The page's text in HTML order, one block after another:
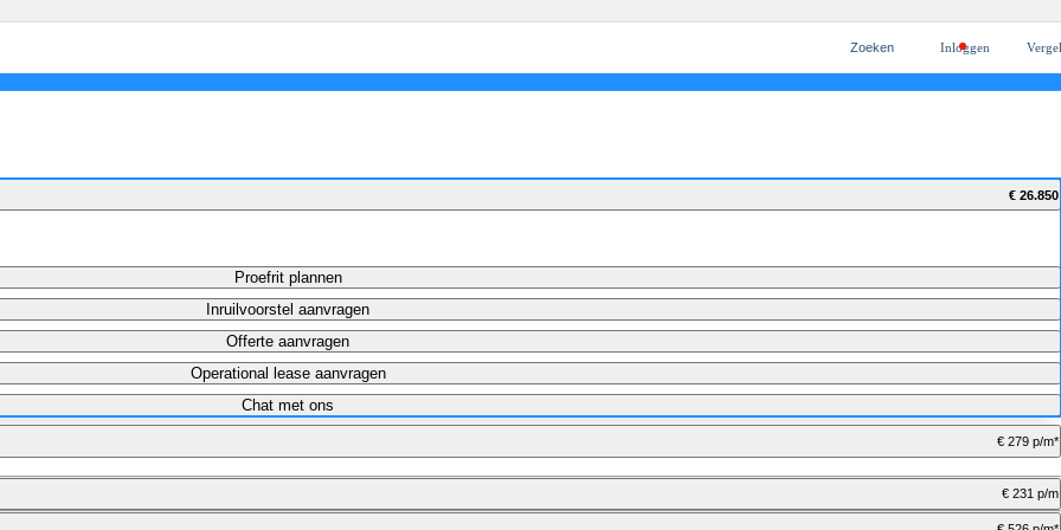
Zoeken Inloggen
€ 26.850
Proefrit plannen
Inruilvoorstel aanvragen
Offerte aanvragen
Operational lease aanvragen
Chat met ons
€ 279 p/m*
Maandbedrag berekenen
€ 231 p/m